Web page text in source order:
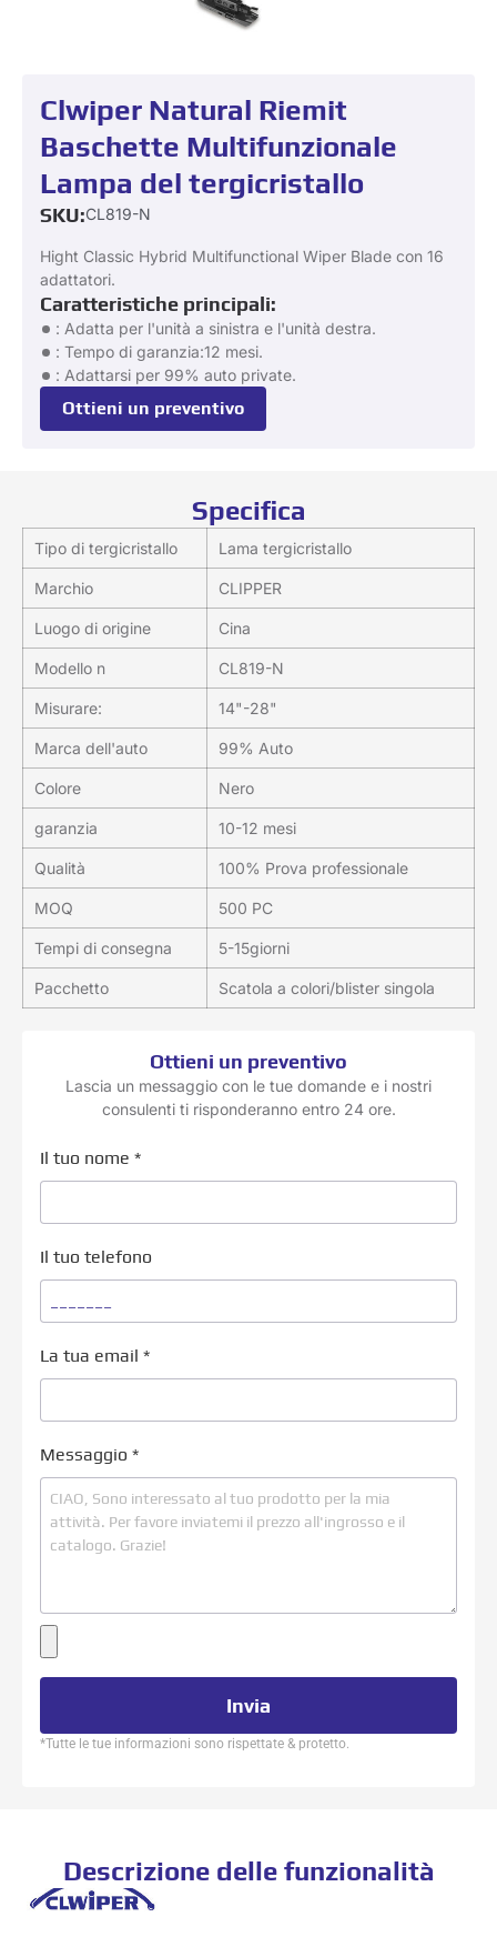
Clwiper Natural Riemit
Baschette Multifunzionale
Lampa del tergicristallo
SKU:CL819-N
Hight Classic Hybrid Multifunctional Wiper Blade con 16
adattatori.
Caratteristiche principali:
: Adatta per l'unità a sinistra e l'unità destra.
: Tempo di garanzia:12 mesi.
: Adattarsi per 99% auto private.
Ottieni un preventivo
Specifica
Tipo di tergicristallo Lama tergicristallo
Marchio CLIPPER
Luogo di origine Cina
Modello n CL819-N
Misurare: 14"-28"
Marca dell'auto 99% Auto
Colore Nero
garanzia 10-12 mesi
Qualità 100% Prova professionale
MOQ 500 PC
Tempi di consegna 5-15giorni
Pacchetto Scatola a colori/blister singola
Ottieni un preventivo
Lascia un messaggio con le tue domande e i nostri
consulenti ti risponderanno entro 24 ore.
Il tuo nome *
Il tuo telefono
La tua email *
Messaggio *
Invia
*Tutte le tue informazioni sono rispettate & protetto.
Descrizione delle funzionalità